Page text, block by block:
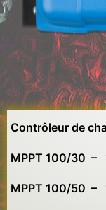
Contrôleur de
MPPT 100/30 –
MPPT 100/50 –